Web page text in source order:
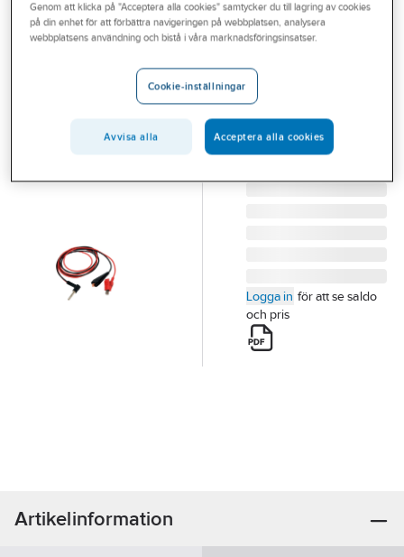
Outlet
Branscher 3M
STOR CLIP.S-
KABEL.2876
Lev.
Logga in för att se saldo
och pris
Artikelinformation
Genom att klicka på "Acceptera alla cookies" samtycker du till lagring av cookies
på din enhet för att förbättra navigeringen på webbplatsen, analysera
webbplatsens användning och bistå i våra marknadsföringsinsatser.
Cookie-inställningar
Avvisa alla Acceptera alla cookies